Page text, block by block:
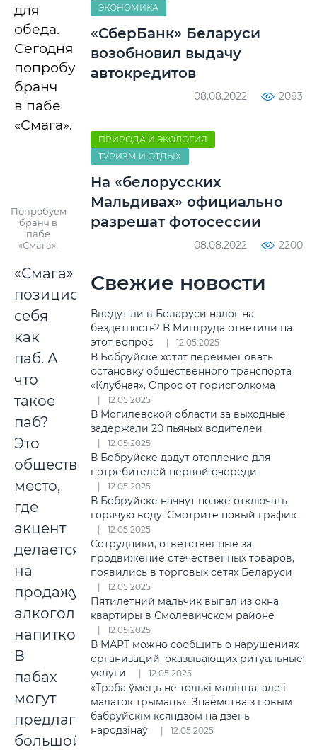
для
обеда.
Сегодня
попробуем
бранч
в пабе
«Смага».
Попробуем
бранч в
пабе
«Смага».
«Смага»
позиционирует
себя
как
паб. А
что
такое
паб?
Это
общественное
место,
где
акцент
делается
на
продажу
алкогольных
напитков.
В
пабах
могут
предлагать
большой
ЭКОНОМИКА
«СберБанк» Беларуси
возобновил выдачу
автокредитов
08.08.2022 2083
ПРИРОДА И ЭКОЛОГИЯ
ТУРИЗМ И ОТДЫХ
На «белорусских
Мальдивах» официально
разрешат фотосессии
08.08.2022 2200
Свежие новости
Введут ли в Беларуси налог на
бездетность? В Минтруда ответили на
этот вопрос
12.05.2025
В Бобруйске хотят переименовать
остановку общественного транспорта
«Клубная». Опрос от горисполкома
12.05.2025
В Могилевской области за выходные
задержали 20 пьяных водителей
12.05.2025
В Бобруйске дадут отопление для
потребителей первой очереди
12.05.2025
В Бобруйске начнут позже отключать
горячую воду. Смотрите новый график
12.05.2025
Сотрудники, ответственные за
продвижение отечественных товаров,
появились в торговых сетях Беларуси
12.05.2025
Пятилетний мальчик выпал из окна
квартиры в Смолевичском районе
12.05.2025
В МАРТ можно сообщить о нарушениях
организаций, оказывающих ритуальные
услуги
12.05.2025
«Трэба ўмець не толькі маліцца, але і
малаток трымаць». Знаёмства з новым
бабруйскім ксяндзом на дзень
народзінаў
12.05.2025